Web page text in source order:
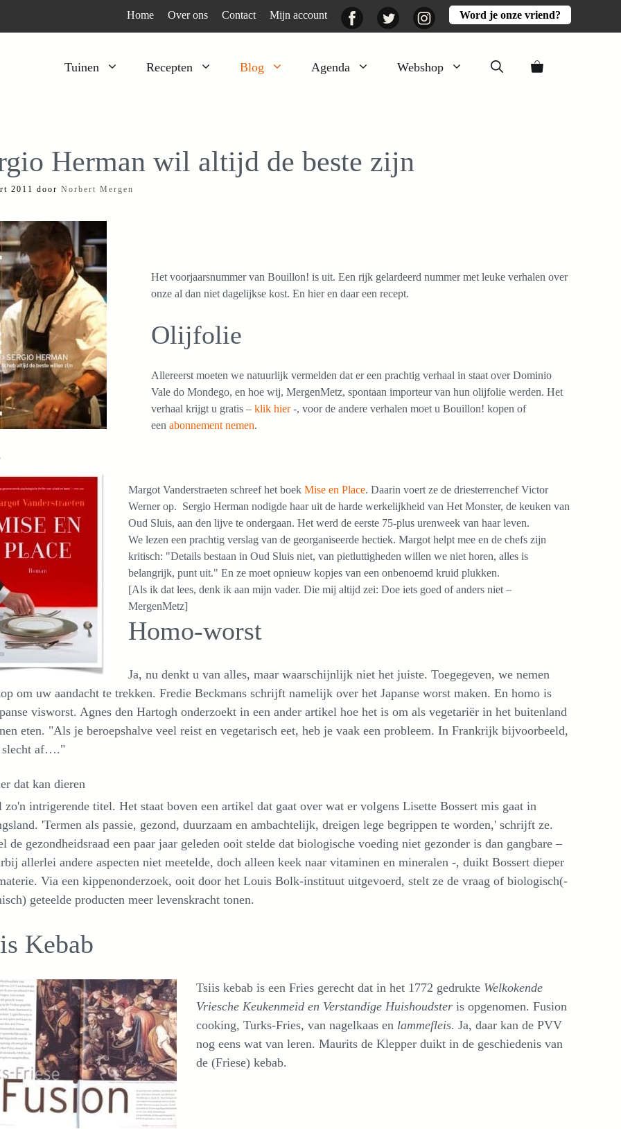
Home Over ons Contact Mijn account FacebookTwitter InstagramWord je onze vriend?
Tuinen Recepten Blog Agenda Webshop
Kruiden
Moestuin
Voedselbos
Peulgroenten Activiteiten
Herman wil altijd de beste zijn
2011 door Norbert Mergen
Het voorjaarsnummer van Bouillon! is uit. Een rijk gelardeerd nummer met leuke verhalen over
onze al dan niet dagelijkse kost. En hier en daar een recept.
Olijfolie
Allereerst moeten we natuurlijk vermelden dat er een prachtig verhaal in staat over Dominio
Vale do Mondego, en hoe wij, MergenMetz, spontaan importeur van hun olijfolie werden. Het
verhaal krijgt u gratis – klik hier-, voor de andere verhalen moet u Bouillon! kopen of
een abonnement nemen.
Margot Vanderstraeten schreef het boek Mise en Place. Daarin voert ze de driesterrenchef Victor
Werner op. Sergio Herman nodigde haar uit de harde werkelijkheid van Het Monster, de keuken van
Oud Sluis, aan den lijve te ondergaan. Het werd de eerste 75-plus urenweek van haar leven.
We lezen een prachtig verslag van de georganiseerde hectiek. Margot helpt mee en de chefs zijn
kritisch: "Details bestaan in Oud Sluis niet, van pietluttigheden willen we niet horen, alles is
belangrijk, punt uit." En ze moet opnieuw kopjes van een onbenoemd kruid plukken.
[Als ik dat lees, denk ik aan mijn vader. Die mij altijd zei: Doe iets goed of anders niet –
MergenMetz]
Homo-worst
Ja, nu denkt u van alles, maar waarschijnlijk niet het juiste. Toegegeven, we nemen
om uw aandacht te trekken. Fredie Beckmans schrijft namelijk over het Japanse worst maken. En homo is
visworst. Agnes den Hartogh onderzoekt in een ander artikel hoe het is om als vegetariër in het buitenland
eten. "Als je beroepshalve veel reist en vegetarisch eet, heb je vaak een probleem. In Frankrijk bijvoorbeeld,
slecht af…."
dat kan dieren
zo'n intrigerende titel. Het staat boven een artikel dat gaat over wat er volgens Lisette Bossert mis gaat in
'Termen als passie, gezond, duurzaam en ambachtelijk, dreigen lege begrippen te worden,' schrijft ze.
de gezondheidsraad een paar jaar geleden ooit stelde dat biologische voeding niet gezonder is dan gangbare –
allerlei andere aspecten niet meetelde, doch alleen keek naar vitaminen en mineralen -, duikt Bossert dieper
Via een kippenonderzoek, ooit door het Louis Bolk-instituut uitgevoerd, stelt ze de vraag of biologisch(-
geteelde producten meer levenskracht tonen.
Kebab
Tsiis kebab is een Fries gerecht dat in het 1772 gedrukte Welkokende
Vriesche Keukenmeid en Verstandige Huishoudster is opgenomen. Fusion
cooking, Turks-Fries, van nagelkaas en lammefleis. Ja, daar kan de PVV
nog eens wat van leren. Maurits de Klepper duikt in de geschiedenis van
de (Friese) kebab.